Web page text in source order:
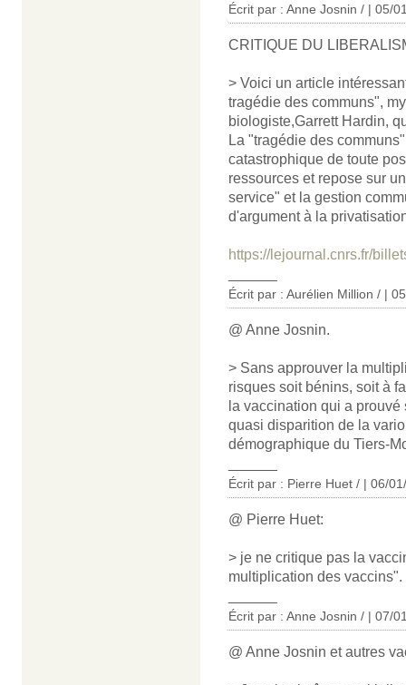
Écrit par : Anne Josnin / | 05/
CRITIQUE DU
> Voici un article
tragédie des communs",
biologiste,Garrett Hardin,
La "tragédie des
catastrophique de toute
ressources et repose sur
service" et la gestion
d'argument à la
https://lejournal.cnrs.fr/
Écrit par : Aurélien Million / |
@ Anne Josnin.
> Sans approuver la
risques soit bénins, soit à
la vaccination qui a
quasi disparition de la
démographique du Tiers-
Écrit par : Pierre Huet / | 06/
@ Pierre Huet:
> je ne critique pas la
multiplication des vaccins".
Écrit par : Anne Josnin / | 07/
@ Anne Josnin et autres